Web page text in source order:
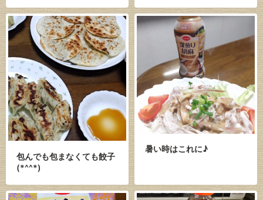
包んでも包まなくても餃子
(*^^*)
暑い時はこれに♪